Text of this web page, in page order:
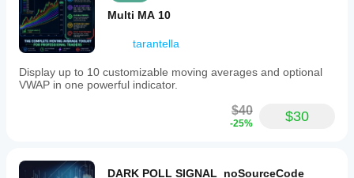
Multi MA 10
tarantella
Display up to 10 customizable moving averages and optional
VWAP in one powerful indicator.
$40
-25% $30
DARK POLL SIGNAL_noSourceCode